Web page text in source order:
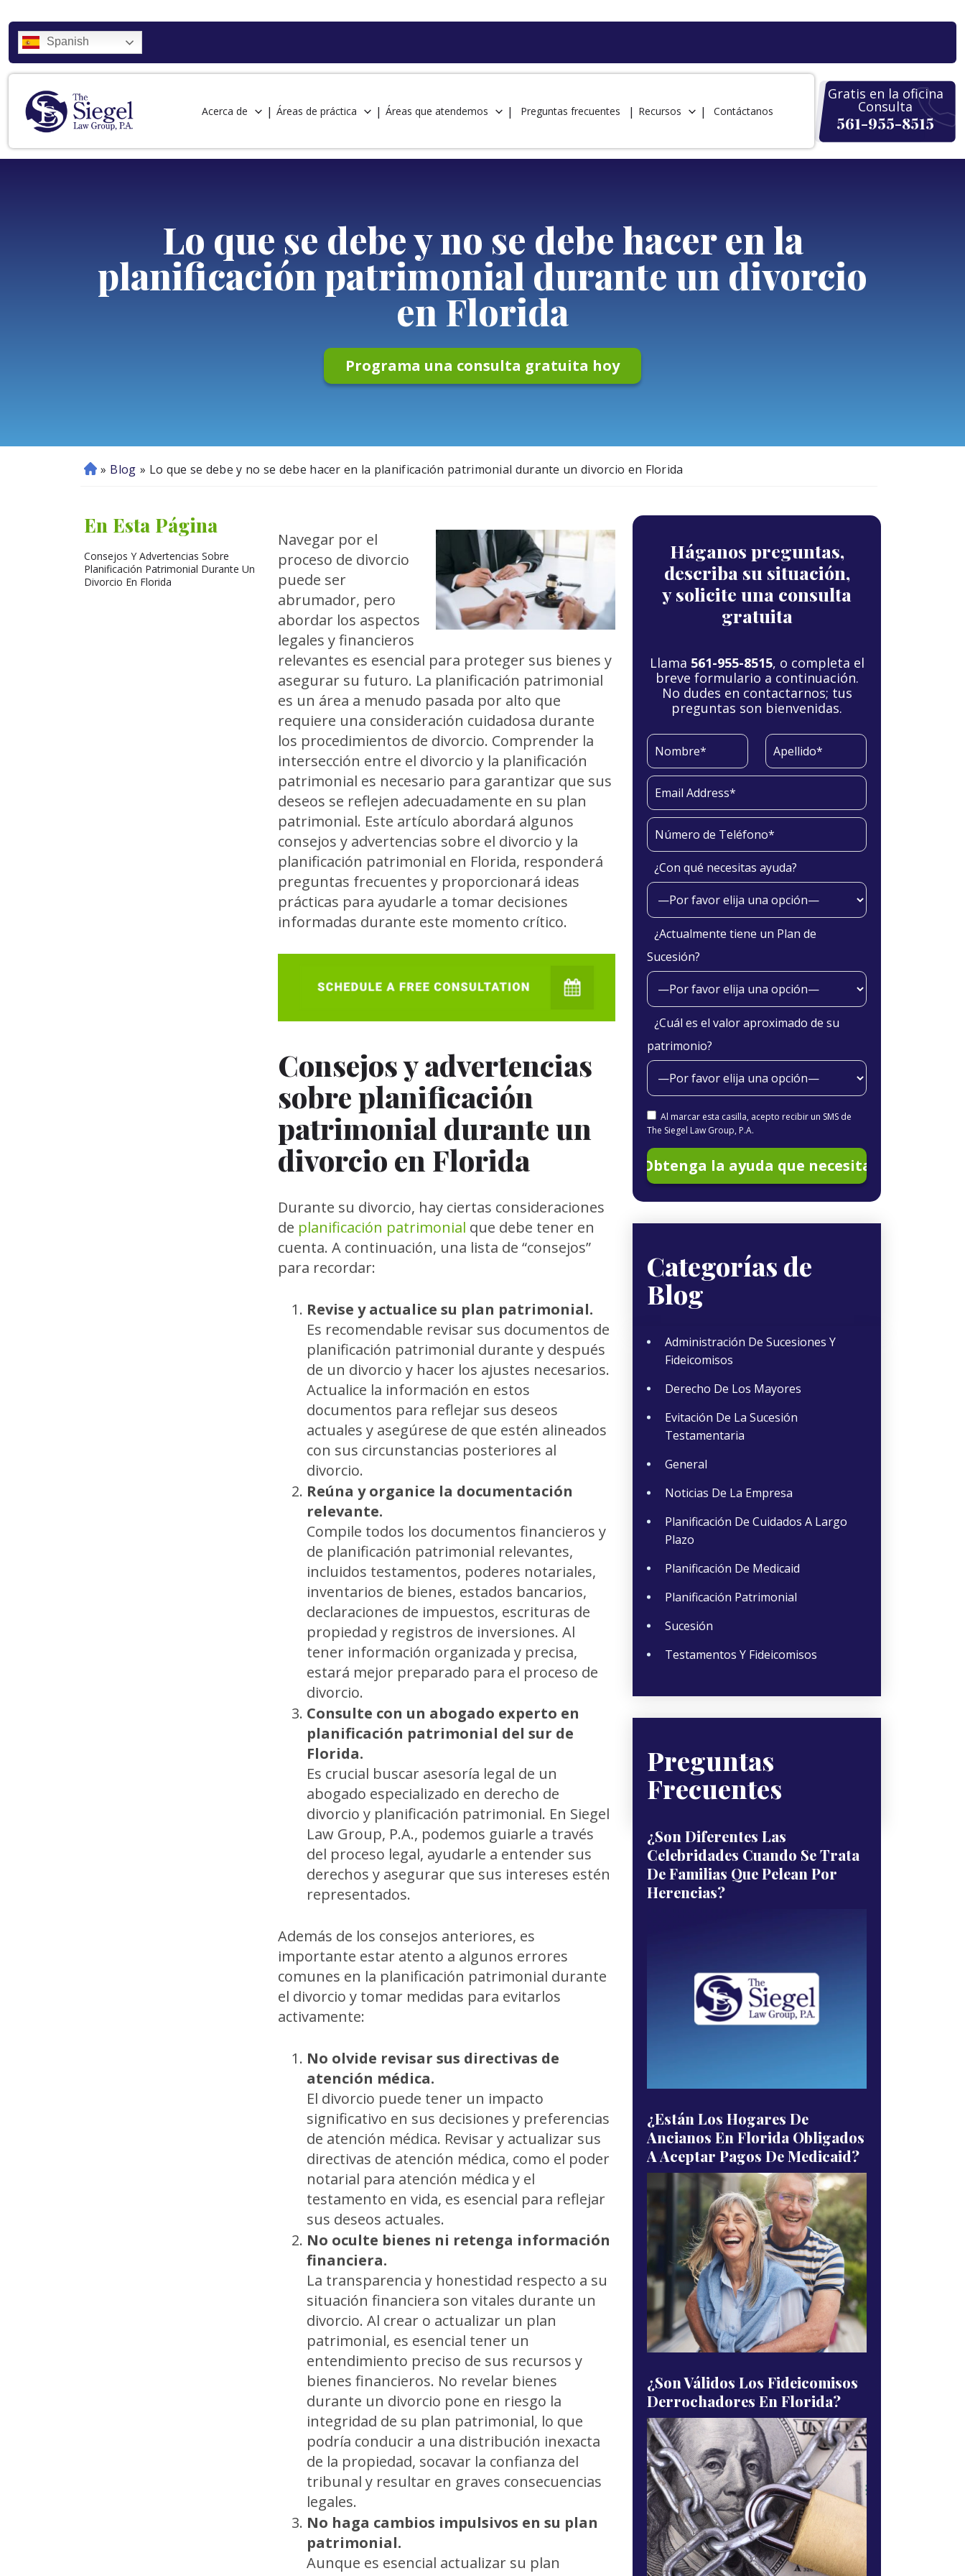
Spanish
Acerca de Áreas de práctica Áreas que atendemos Preguntas frecuentes Recursos Contáctanos
Gratis en la oficina
Consulta
561-955-8515
Lo que se debe y no se debe hacer en la
planificación patrimonial durante un divorcio
en Florida
Programa una consulta gratuita hoy
In » Blog » Lo que se debe y no se debe hacer en la planificación patrimonial durante un divorcio en Florida
En Esta Página
Consejos Y Advertencias Sobre
Planificación Patrimonial Durante Un
Divorcio En Florida
Navegar por el
proceso de divorcio
puede ser
abrumador, pero
abordar los aspectos
legales y financieros
relevantes es esencial para proteger sus bienes y
asegurar su futuro. La planificación patrimonial
es un área a menudo pasada por alto que
requiere una consideración cuidadosa durante
los procedimientos de divorcio. Comprender la
intersección entre el divorcio y la planificación
patrimonial es necesario para garantizar que sus
deseos se reflejen adecuadamente en su plan
patrimonial. Este artículo abordará algunos
consejos y advertencias sobre el divorcio y la
planificación patrimonial en Florida, responderá
preguntas frecuentes y proporcionará ideas
prácticas para ayudarle a tomar decisiones
informadas durante este momento crítico.
Consejos y advertencias
sobre planificación
patrimonial durante un
divorcio en Florida
Durante su divorcio, hay ciertas consideraciones
de planificación patrimonial que debe tener en
cuenta. A continuación, una lista de “consejos”
para recordar:
Revise y actualice su plan patrimonial.
Es recomendable revisar sus documentos de
planificación patrimonial durante y después
de un divorcio y hacer los ajustes necesarios.
Actualice la información en estos
documentos para reflejar sus deseos
actuales y asegúrese de que estén alineados
con sus circunstancias posteriores al
divorcio.
Reúna y organice la documentación
relevante.
Compile todos los documentos financieros y
de planificación patrimonial relevantes,
incluidos testamentos, poderes notariales,
inventarios de bienes, estados bancarios,
declaraciones de impuestos, escrituras de
propiedad y registros de inversiones. Al
tener información organizada y precisa,
estará mejor preparado para el proceso de
divorcio.
Consulte con un abogado experto en
planificación patrimonial del sur de
Florida.
Es crucial buscar asesoría legal de un
abogado especializado en derecho de
divorcio y planificación patrimonial. En Siegel
Law Group, P.A., podemos guiarle a través
del proceso legal, ayudarle a entender sus
derechos y asegurar que sus intereses estén
representados.
Además de los consejos anteriores, es
importante estar atento a algunos errores
comunes en la planificación patrimonial durante
el divorcio y tomar medidas para evitarlos
activamente:
No olvide revisar sus directivas de
atención médica.
El divorcio puede tener un impacto
significativo en sus decisiones y preferencias
de atención médica. Revisar y actualizar sus
directivas de atención médica, como el poder
notarial para atención médica y el
testamento en vida, es esencial para reflejar
sus deseos actuales.
No oculte bienes ni retenga información
financiera.
La transparencia y honestidad respecto a su
situación financiera son vitales durante un
divorcio. Al crear o actualizar un plan
patrimonial, es esencial tener un
entendimiento preciso de sus recursos y
bienes financieros. No revelar bienes
durante un divorcio pone en riesgo la
integridad de su plan patrimonial, lo que
podría conducir a una distribución inexacta
de la propiedad, socavar la confianza del
tribunal y resultar en graves consecuencias
legales.
No haga cambios impulsivos en su plan
patrimonial.
Aunque es esencial actualizar su plan
Háganos preguntas,
describa su situación,
y solicite una consulta
gratuita
Llama 561-955-8515, o completa el
breve formulario a continuación.
No dudes en contactarnos; tus
preguntas son bienvenidas.
¿Con qué necesitas ayuda?
¿Actualmente tiene un Plan de
Sucesión?
¿Cuál es el valor aproximado de su
patrimonio?
Al marcar esta casilla, acepto recibir un SMS de
The Siegel Law Group, P.A.
Categorías de
Blog
Administración De Sucesiones Y
Fideicomisos
Derecho De Los Mayores
Evitación De La Sucesión
Testamentaria
General
Noticias De La Empresa
Planificación De Cuidados A Largo
Plazo
Planificación De Medicaid
Planificación Patrimonial
Sucesión
Testamentos Y Fideicomisos
Preguntas
Frecuentes
¿Son Diferentes Las
Celebridades Cuando Se Trata
De Familias Que Pelean Por
Herencias?
¿Están Los Hogares De
Ancianos En Florida Obligados
A Aceptar Pagos De Medicaid?
¿Son Válidos Los Fideicomisos
Derrochadores En Florida?